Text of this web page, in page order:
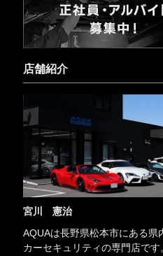
店舗紹介
宮川 憲治
AQUAは長野県松本市にある県
カーセキュリティの専門店です